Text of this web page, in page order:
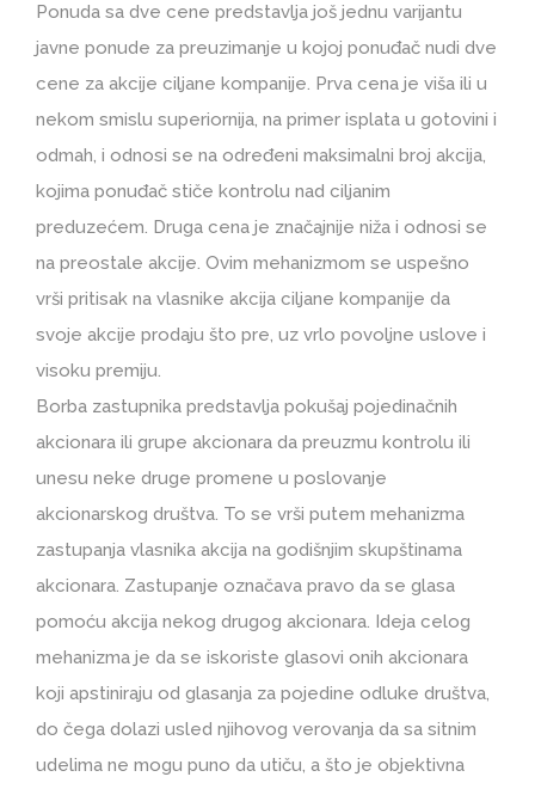
Ponuda sa dve cene predstavlja još jednu varijantu
javne ponude za preuzimanje u kojoj ponuđač nudi dve
cene za akcije ciljane kompanije. Prva cena je viša ili u
nekom smislu superiornija, na primer isplata u gotovini i
odmah, i odnosi se na određeni maksimalni broj akcija,
kojima ponuđač stiče kontrolu nad ciljanim
preduzećem. Druga cena je značajnije niža i odnosi se
na preostale akcije. Ovim mehanizmom se uspešno
vrši pritisak na vlasnike akcija ciljane kompanije da
svoje akcije prodaju što pre, uz vrlo povoljne uslove i
visoku premiju.
Borba zastupnika predstavlja pokušaj pojedinačnih
akcionara ili grupe akcionara da preuzmu kontrolu ili
unesu neke druge promene u poslovanje
akcionarskog društva. To se vrši putem mehanizma
zastupanja vlasnika akcija na godišnjim skupštinama
akcionara. Zastupanje označava pravo da se glasa
pomoću akcija nekog drugog akcionara. Ideja celog
mehanizma je da se iskoriste glasovi onih akcionara
koji apstiniraju od glasanja za pojedine odluke društva,
do čega dolazi usled njihovog verovanja da sa sitnim
udelima ne mogu puno da utiču, a što je objektivna